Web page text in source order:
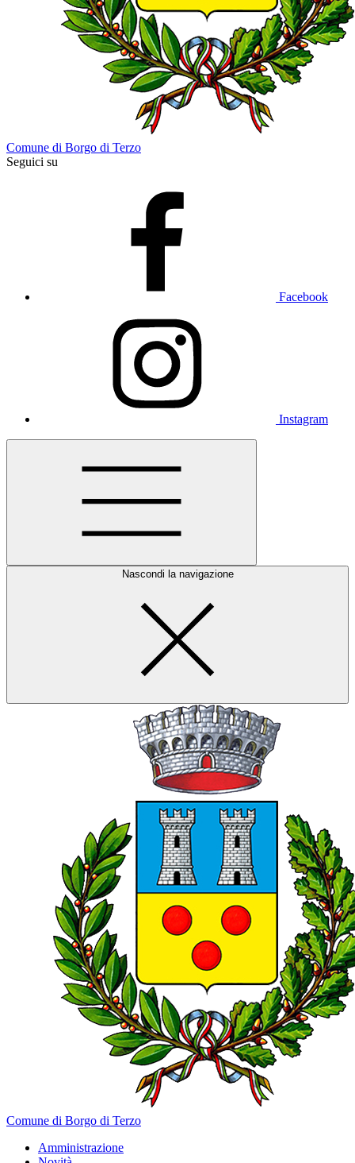
Comune di Borgo di Terzo
Seguici su
Facebook
Instagram
Nascondi la navigazione
Comune di Borgo di Terzo
Amministrazione